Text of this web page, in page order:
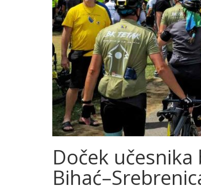
Doček